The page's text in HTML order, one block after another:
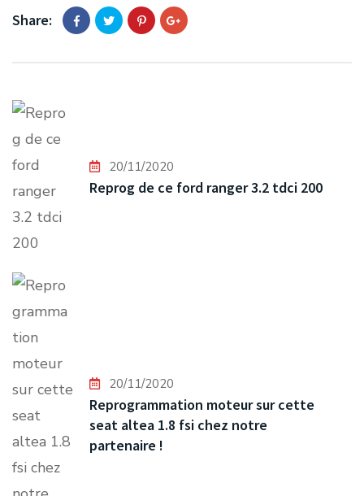
Share:
20/11/2020
Reprog de ce ford ranger 3.2 tdci 200
20/11/2020
Reprogrammation moteur sur cette
seat altea 1.8 fsi chez notre
partenaire !